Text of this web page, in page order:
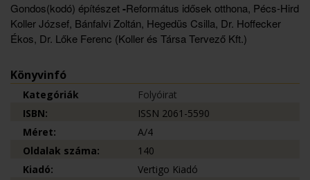
Gondos(kodó) építészet-Református idősek otthona, Pécs-Hird
Koller József, Bánfalvi Zoltán, Hegedüs Csilla, Dr. Hoffecker
Ékos, Dr. Lőke Ferenc (Koller és Társa Tervező Kft.)
Könyvinfó
Kategóriák
Folyóirat
ISBN:
ISSN 2061-5590
Méret:
A/4
Oldalak száma:
140
Kiadó:
Vertigo Kiadó